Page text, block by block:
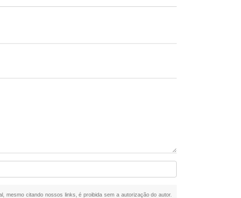
mesmo citando nossos links, é proibida sem a autorização do autor.